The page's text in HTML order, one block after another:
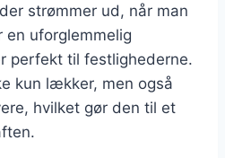
strømmer ud, når man
uforglemmelig
perfekt til festlighederne.
kun lækker, men også
hvilket gør den til et